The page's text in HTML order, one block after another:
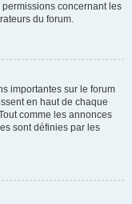
concernant les
du forum.
importantes sur le forum
en haut de chaque
comme les annonces
sont définies par les